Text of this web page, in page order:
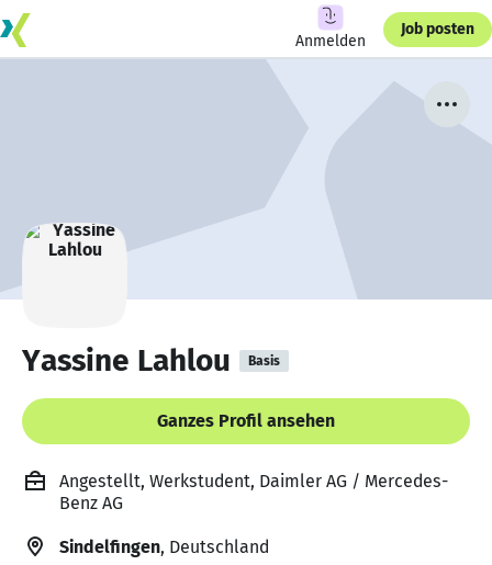
Anmelden
Job posten
Yassine Lahlou Basis
Ganzes Profil ansehen
Angestellt, Werkstudent, Daimler AG / Mercedes-
Benz AG
Sindelfingen, Deutschland